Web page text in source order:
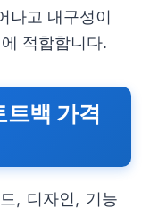
나고 내구성이
적합합니다.
백 가격
, 디자인, 기능